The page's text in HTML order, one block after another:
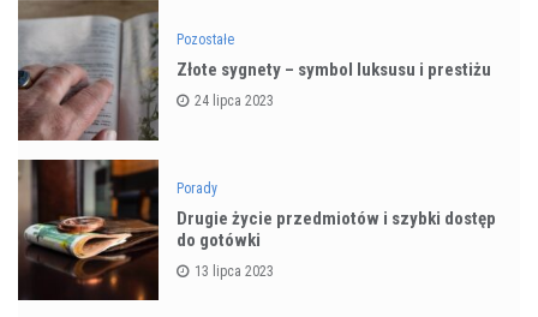
Pozostałe
Złote sygnety – symbol luksusu i prestiżu
24 lipca 2023
Porady
Drugie życie przedmiotów i szybki dostęp
do gotówki
13 lipca 2023